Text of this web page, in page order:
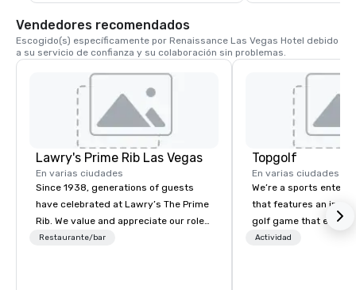
Vendedores recomendados
Escogido(s) específicamente por Renaissance Las Vegas Hotel debido
a su servicio de confianza y su colaboración sin problemas.
Lawry's Prime Rib Las Vegas
En varias ciudades
Since 1938, generations of guests
have celebrated at Lawry’s The Prime
Rib. We value and appreciate our role
in any occasion - any moment - a
Restaurante/bar
Topgolf
En varias ciudades
We’re a sports
that features an
golf game that
Paired with an
Actividad